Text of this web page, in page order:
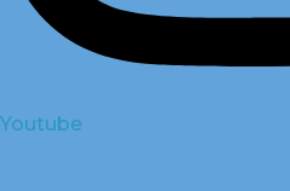
Youtube